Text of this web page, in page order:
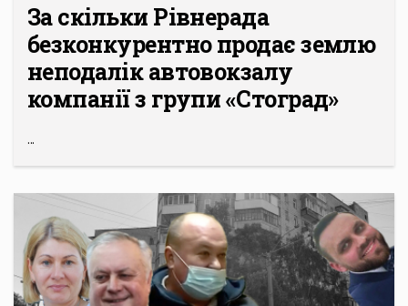
За скільки Рівнерада
безконкурентно продає землю
неподалік автовокзалу
компанії з групи «Стоград»
...